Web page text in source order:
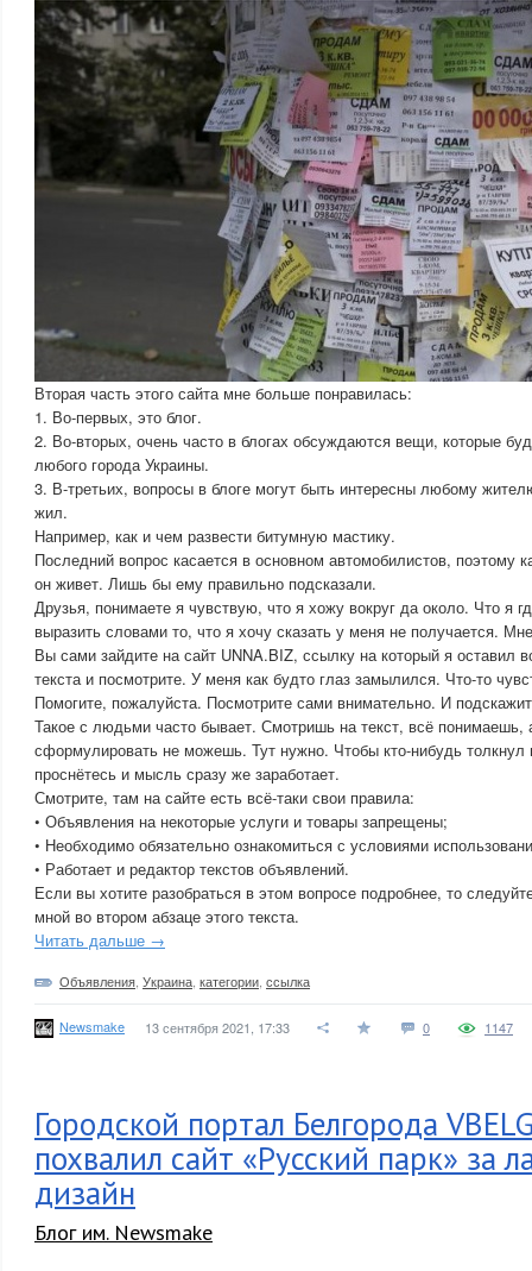
Вторая часть этого сайта мне больше понравилась:
1. Во-первых, это блог.
2. Во-вторых, очень часто в блогах обсуждаются вещи, которые
любого города Украины.
3. В-третьих, вопросы в блоге могут быть интересны любому
жил.
Например, как и чем развести битумную мастику.
Последний вопрос касается в основном автомобилистов, поэтому
он живет. Лишь бы ему правильно подсказали.
Друзья, понимаете я чувствую, что я хожу вокруг да около. Что я
выразить словами то, что я хочу сказать у меня не получается.
Вы сами зайдите на сайт UNNA.BIZ, ссылку на который я оставил
текста и посмотрите. У меня как будто глаз замылился. Что-то
Помогите, пожалуйста. Посмотрите сами внимательно. И
Такое с людьми часто бывает. Смотришь на текст, всё понимаешь,
сформулировать не можешь. Тут нужно. Чтобы кто-нибудь толкнул
проснётесь и мысль сразу же заработает.
Смотрите, там на сайте есть всё-таки свои правила:
• Объявления на некоторые услуги и товары запрещены;
• Необходимо обязательно ознакомиться с условиями
• Работает и редактор текстов объявлений.
Если вы хотите разобраться в этом вопросе подробнее, то
мной во втором абзаце этого текста.
Читать дальше →
Объявления Украина категории ссылка
Newsmake 13 сентября 2021, 17:33 0 1147
Городской портал Белгорода
похвалил сайт «Русский парк» за
дизайн
Блог им. Newsmake